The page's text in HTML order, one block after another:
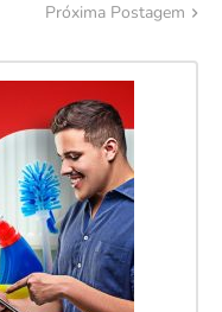
Próxima Postagem